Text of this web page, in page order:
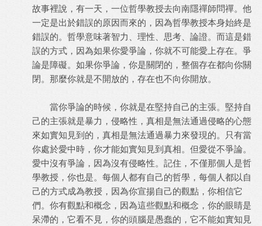
故事裡說，有一天，一位哲學教授去向南隱禪師問禪。他
一定是出於錯誤的原因而來的，因為哲學教授本身始終是
錯誤的。哲學意味著智力、理性、思考、論證。而這是錯
誤的方式，因為如果你愛爭論，你就不可能愛上存在。爭
論是障礙。如果你爭論，你是關閉的，整個存在都向你關
閉。那麼你就是不開放的，存在也不向你開放。
當你爭論的時候，你就是在堅持自己的主張。堅持自
己的主張就是暴力，侵略性，真相是無法通過侵略的心態
來如實知見到的，真相是無法通過暴力來發現的。只有當
你處於愛中時，你才能如實知見到真相。但愛從不爭論。
愛中沒有爭論，因為沒有侵略性。記住，不僅那個人是哲
學教授，你也是。每個人都有自己的哲學，每個人都以自
己的方式成為教授，因為你宣揚自己的觀點，你相信它
們。你有觀點和概念，因為這些觀點和概念，你的眼睛是
呆滯的，它看不見，你的頭腦是愚蠢的，它不能如實知見